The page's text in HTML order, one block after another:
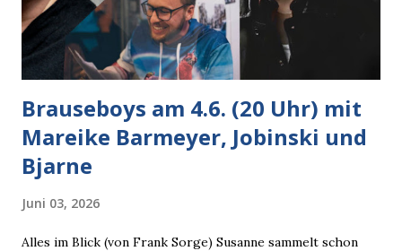
Brauseboys am 4.6. (20 Uhr) mit
Mareike Barmeyer, Jobinski und
Bjarne
Juni 03, 2026
Alles im Blick (von Frank Sorge) Susanne sammelt schon